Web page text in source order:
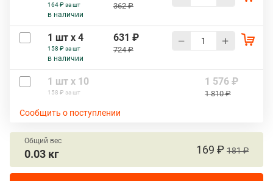
164 ₽ за шт
в наличии
362 ₽
1 шт х 4
158 ₽ за шт
в наличии
631 ₽
724 ₽
1 шт х 10
158 ₽ за шт
1 576 ₽
1 810 ₽
Сообщить о поступлении
Общий вес
0.03 кг 169 ₽ 181 ₽